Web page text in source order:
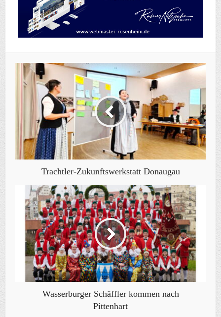
Trachtler-Zukunftswerkstatt Donaugau
Wasserburger Schäffler kommen nach
Pittenhart